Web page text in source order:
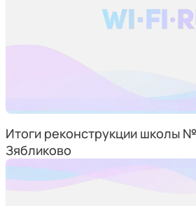
Итоги реконструкции школы
Зябликово